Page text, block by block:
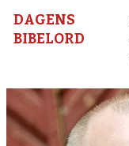
grund
–
nyheter,
debatt,
DAGENS
BIBELORD